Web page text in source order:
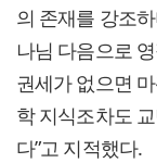
의 존재를 강조
나님 다음으로
권세가 없으면
학 지식조차도
다”고 지적했다.